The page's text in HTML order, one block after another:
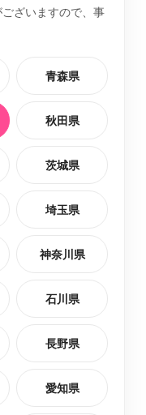
最短2日後お届け
最短2日後お届け
最短2日後お届け
最短2日後お届け
最短2日後お届け
ざいますので、事
青森県
秋田県
茨城県
埼玉県
神奈川県
石川県
長野県
愛知県